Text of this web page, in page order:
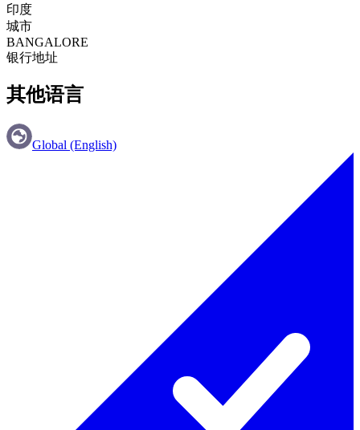
印度
城市
BANGALORE
银行地址
其他语言
Global (English)